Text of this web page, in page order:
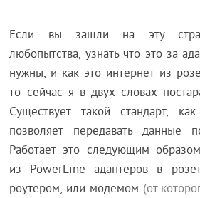
Если вы зашли на эту
любопытства, узнать что это за
нужны, и как это интернет из
то сейчас я в двух словах
Существует такой стандарт,
позволяет передавать данные
Работает это следующим
из PowerLine адаптеров в
роутером, или модемом (от